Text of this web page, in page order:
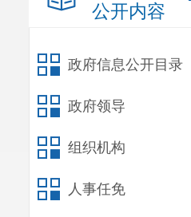
公开内容
政府信息公开目录
政府领导
组织机构
人事任免